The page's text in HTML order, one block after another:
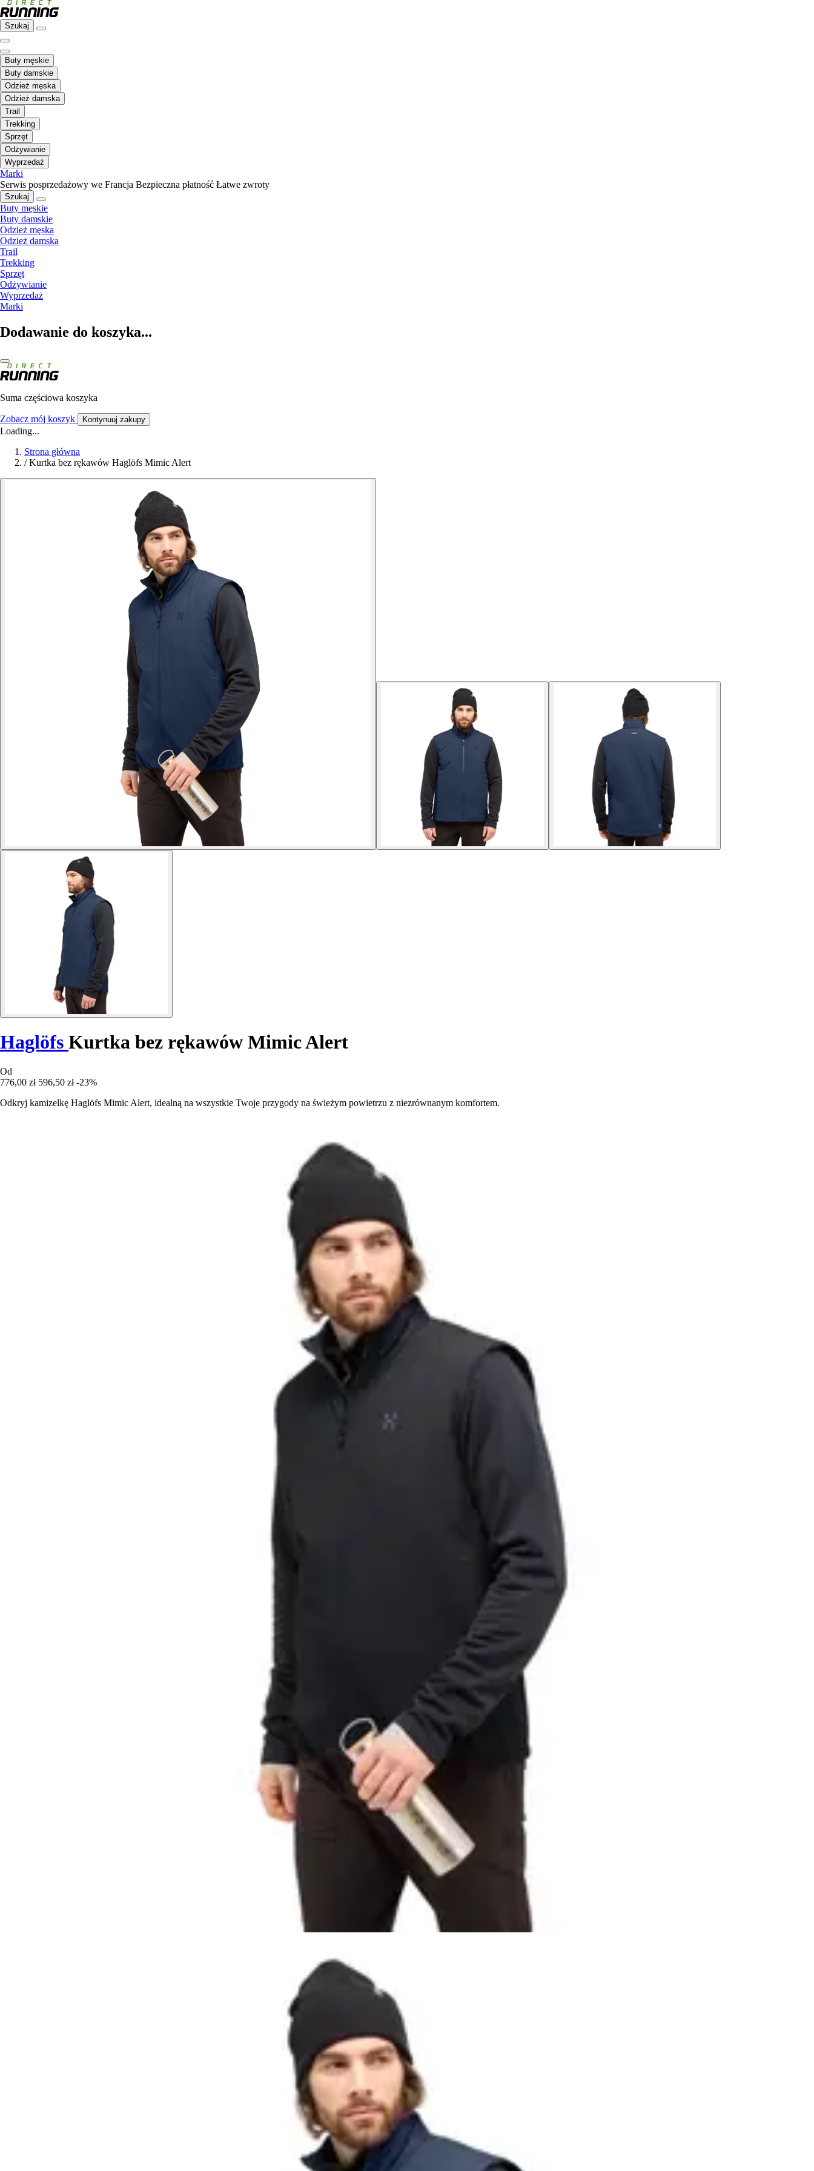
Szukaj
Buty męskie
Buty damskie
Odzież męska
Odzież damska
Trail
Trekking
Sprzęt
Odżywianie
Wyprzedaż
Marki
Serwis posprzedażowy we Francja Bezpieczna płatność Łatwe zwroty
Szukaj
Buty męskie
Buty damskie
Odzież męska
Odzież damska
Trail
Trekking
Sprzęt
Odżywianie
Wyprzedaż
Marki
Dodawanie do koszyka...
Suma częściowa koszyka
Zobacz mój koszyk Kontynuuj zakupy
Loading...
Strona główna
/ Kurtka bez rękawów Haglöfs Mimic Alert
Haglöfs Kurtka bez rękawów Mimic Alert
Od
776,00 zł 596,50 zł -23%
Odkryj kamizelkę Haglöfs Mimic Alert, idealną na wszystkie Twoje przygody na świeżym powietrzu z niezrównanym komfortem.